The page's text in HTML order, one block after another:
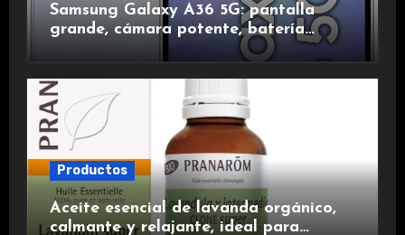
Samsung Galaxy A36 5G: pantalla
grande, cámara potente, batería
duradera y carga rápida para una
experiencia premium.
Productos
Aceite esencial de lavanda orgánico,
calmante y relajante, ideal para